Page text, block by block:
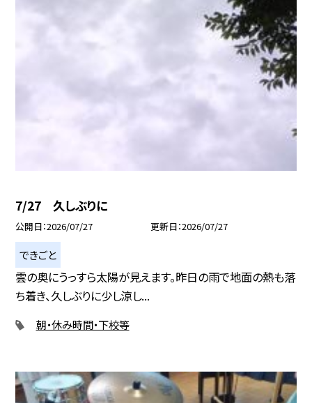
7/27 久しぶりに
公開日 2026/07/27 更新日 2026/07/27
できごと
雲の奥にうっすら太陽が見えます。昨日の雨で地面の熱も落
ち着き、久しぶりに少し涼し...
朝・休み時間・下校等